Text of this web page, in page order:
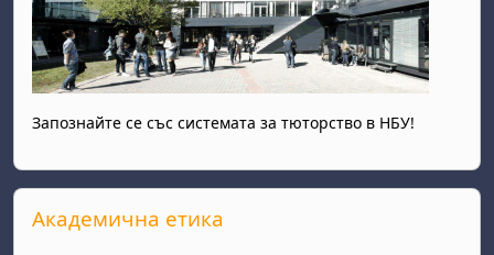
Запознайте се със системата за тюторство в НБУ!
Salta Академична етика
Академична етика